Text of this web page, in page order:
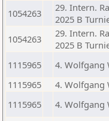
1054263
29. Intern.
2025 B
1054263
29. Intern.
2025 B
1115965 4. Wolfgang
1115965
4. Wolfgang
1115965
4. Wolfgang